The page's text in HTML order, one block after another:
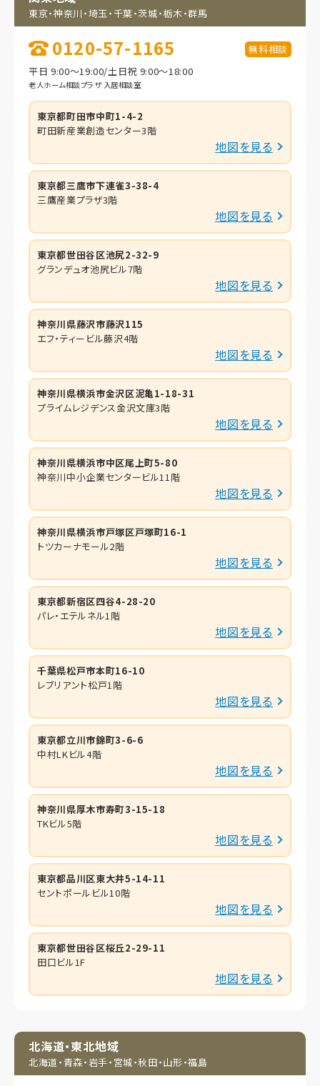
東京・神奈川・埼玉・千葉・茨城・栃木・群馬
0120-57-1165
無料相談
平日 9:00～19:00/土日祝 9:00～18:00
老人ホーム相談プラザ 入居相談室
東京都町田市中町1-4-2
町田新産業創造センター3階
地図を見る
東京都三鷹市下連雀3-38-4
三鷹産業プラザ3階
地図を見る
東京都世田谷区池尻2-32-9
グランデュオ池尻ビル7階
地図を見る
神奈川県藤沢市藤沢115
エフ・ティービル藤沢4階
地図を見る
神奈川県横浜市金沢区泥亀1-18-31
プライムレジデンス金沢文庫3階
地図を見る
神奈川県横浜市中区尾上町5-80
神奈川中小企業センタービル11階
地図を見る
神奈川県横浜市戸塚区戸塚町16-1
トツカーナモール2階
地図を見る
東京都新宿区四谷4-28-20
パレ・エテルネル1階
地図を見る
千葉県松戸市本町16-10
レブリアント松戸1階
地図を見る
東京都立川市錦町3-6-6
中村LKビル4階
地図を見る
神奈川県厚木市寿町3-15-18
TKビル5階
地図を見る
東京都品川区東大井5-14-11
セントポールビル10階
地図を見る
東京都世田谷区桜丘2-29-11
田口ビル1F
地図を見る
北海道・東北地域
北海道・青森・岩手・ 宮城・秋田・山形・福島